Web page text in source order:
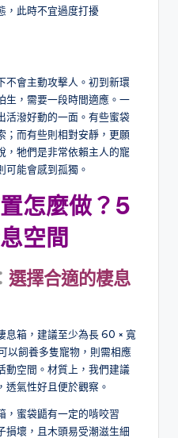
，此時不宜過度打擾
不會主動攻擊人。初到新環
生，需要一段時間適應。一
活潑好動的一面。有些蜜袋
；而有些則相對安靜，更願
，牠們是非常依賴主人的寵
可能會感到孤獨。
怎麼做？5
空間
選擇合適的棲息
息箱，建議至少為長 60 × 寬
以飼養多隻寵物，則需相應
動空間。材質上，我們建議
透氣性好且便於觀察。
，蜜袋鼯有一定的啃咬習
損壞，且木頭易受潮滋生細